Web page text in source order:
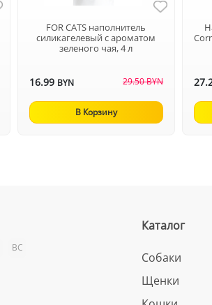
FOR CATS наполнитель
силикагелевый с ароматом
зеленого чая, 4 л
16.99 BYN 29.50 BYN
В Корзину
ВС
Каталог
Собаки
Щенки